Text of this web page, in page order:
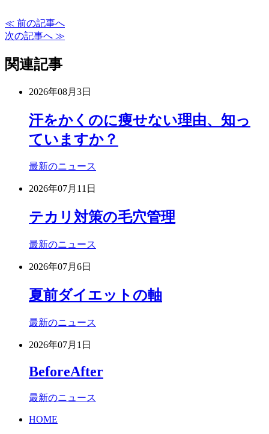
≪ 前の記事へ
次の記事へ ≫
関連記事
2026年08月3日
汗をかくのに痩せない理由、知っ
ていますか？
最新のニュース
2026年07月11日
テカリ対策の毛穴管理
最新のニュース
2026年07月6日
夏前ダイエットの軸
最新のニュース
2026年07月1日
BeforeAfter
最新のニュース
HOME